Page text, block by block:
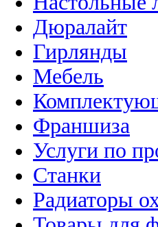
Дюралайт
Гирлянды
Мебель
Франшиза
Услуги по
Станки
Радиаторы